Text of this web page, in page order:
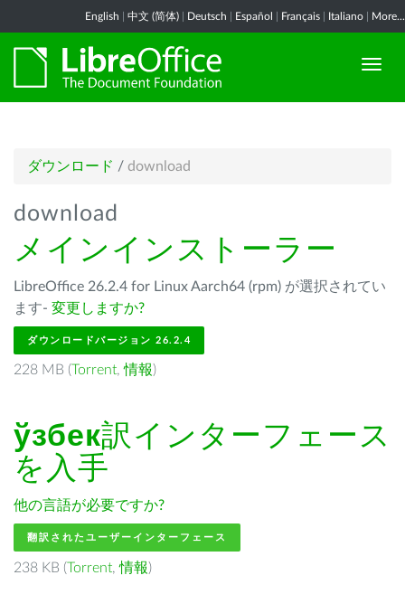
English 中文 (简体) Deutsch Español Français Italiano More...
ダウンロード / download
download
メインインストーラー
LibreOffice 26.2.4 for Linux Aarch64 (rpm) が選択されてい
ます- 変更しますか?
ダウンロードバージョン 26.2.4
228 MB (Torrent,情報)
ўзбек訳インターフェース
を入手
他の言語が必要ですか?
翻訳されたユーザーインターフェース
238 KB (Torrent,情報)